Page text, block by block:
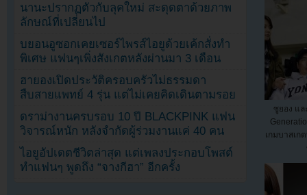
ซูยอง แ
เกมบาสเก
นานะปรากฏตัวกับลุคใหม่ สะดุดตาด้วยภาพ
ลักษณ์ที่เปลี่ยนไป
บยอนอูซอกเคยเซอร์ไพรส์ไอยูด้วยเค้กสั่งทำ
พิเศษ แฟนๆเพิ่งสังเกตหลังผ่านมา 3 เดือน
ฮายองเปิดประวัติครอบครัวไม่ธรรมดา
สืบสายแพทย์ 4 รุ่น แต่ไม่เคยคิดเดินตามรอย
ดราม่างานครบรอบ 10 ปี BLACKPINK แฟน
วิจารณ์หนัก หลังจำกัดผู้ร่วมงานแค่ 40 คน
ไอยูอัปเดตชีวิตล่าสุด แต่เพลงประกอบโพสต์
ทำแฟนๆ พูดถึง “จางกีฮา” อีกครั้ง